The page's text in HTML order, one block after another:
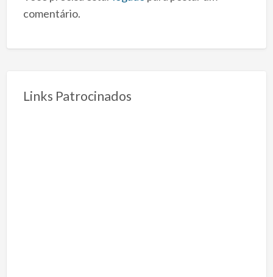
comentário.
Links Patrocinados